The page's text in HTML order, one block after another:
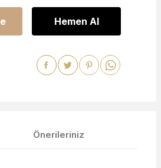
Hemen Al
Önerileriniz